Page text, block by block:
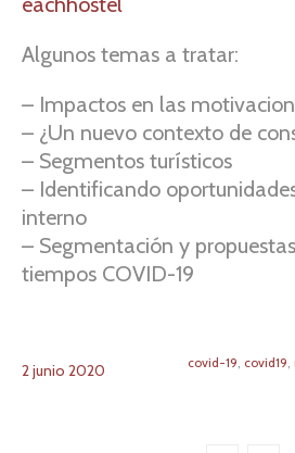
Algunos temas a tratar:
– Impactos en las
– ¿Un nuevo contexto de
– Segmentos turísticos
– Identificando
interno
– Segmentación y
tiempos COVID-19
2junio 2020 covid-19, covid19,